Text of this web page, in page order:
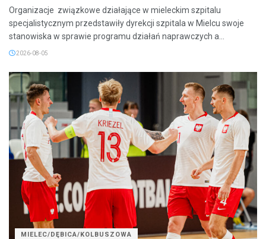
Organizacje związkowe działające w mieleckim szpitalu
specjalistycznym przedstawiły dyrekcji szpitala w Mielcu swoje
stanowiska w sprawie programu działań naprawczych a...
2026-08-05
MIELEC/DĘBICA/KOLBUSZOWA